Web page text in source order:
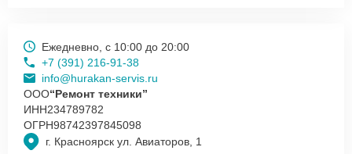
г. Красноярск ул. Авиаторов, 1
Ежедневно, с 10:00 до 20:00
+7 (391) 216-91-38
info@hurakan-servis.ru
ООО“Ремонт техники”
ИНН234789782
ОГРН98742397845098